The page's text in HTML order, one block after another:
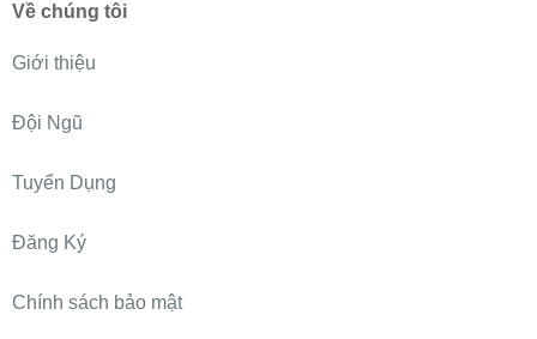
Về chúng tôi
Giới thiệu
Đội Ngũ
Tuyển Dụng
Đăng Ký
Chính sách bảo mật